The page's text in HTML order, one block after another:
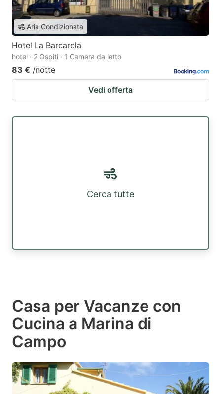
Aria Condizionata
Hotel La Barcarola
hotel · 2 Ospiti · 1 Camera da letto
83 € /notte
Vedi offerta
Cerca tutte
Casa per Vacanze con
Cucina a Marina di
Campo